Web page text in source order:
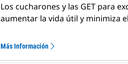
Los cucharones y las GET para
aumentar la vida útil y minimiza
Más Información